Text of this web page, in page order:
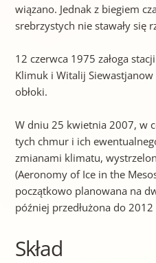
wiązano. Jednak z biegiem
srebrzystych nie stawały się
12 czerwca 1975 załoga
Klimuk i Witalij
obłoki.
W dniu 25 kwietnia 2007, w
tych chmur i ich
zmianami klimatu,
(Aeronomy of Ice in the
początkowo planowana na
później przedłużona do
Skład